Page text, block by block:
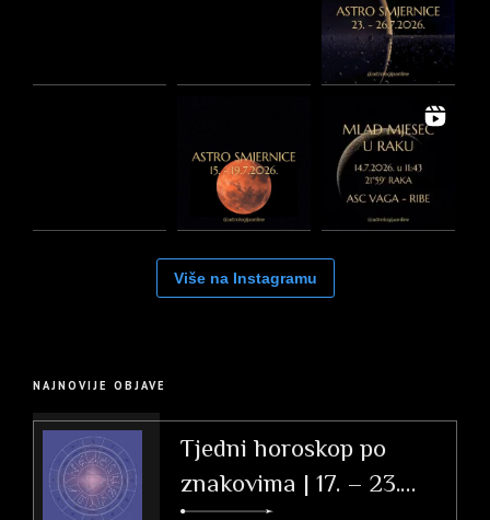
Više na Instagramu
NAJNOVIJE OBJAVE
Tjedni horoskop po
znakovima | 17. – 23.